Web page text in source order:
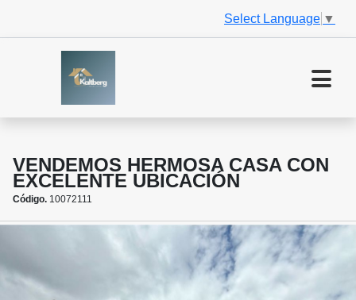
Select Language ▼
VENDEMOS HERMOSA CASA CON
EXCELENTE UBICACIÓN
Código. 10072111